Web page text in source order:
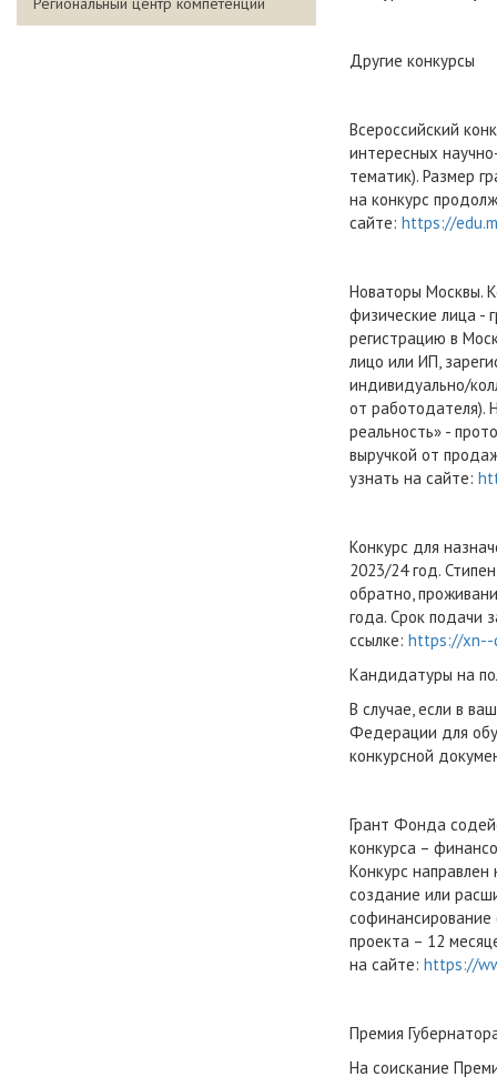
Другие конкурсы
Всероссийский
интересных
тематик). Размер
на конкурс
сайте: https://
Новаторы Москвы.
физические лица -
регистрацию в
лицо или ИП,
индивидуально/
от работодателя).
реальность» -
выручкой от
узнать на сайте:
Конкурс для
2023/24 год.
обратно,
года. Срок подачи
ссылке: https://xn--
Кандидатуры на
В случае, если в
Федерации для
конкурсной
Грант Фонда
конкурса –
Конкурс
создание или
софинансирование
проекта – 12
на сайте: https://
Премия
На соискание